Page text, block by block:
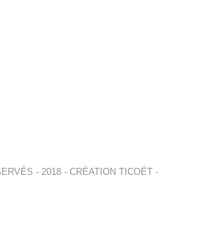
- 2018 - CRÉATION TICOËT -